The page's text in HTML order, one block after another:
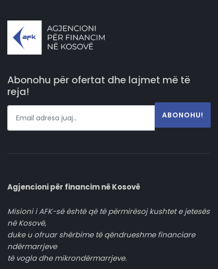
Abonohu për ofertat dhe lajmet më të
reja!
ABONOHU!
Agjencioni për financim në Kosovë
Misioni i AFK-së është që të përmirësoj kushtet e jetesës
në Kosovë,
duke u ofruar shërbime të qëndrueshme financiare
ndërmarrjeve
të vogla dhe mikrondërmarrjeve.